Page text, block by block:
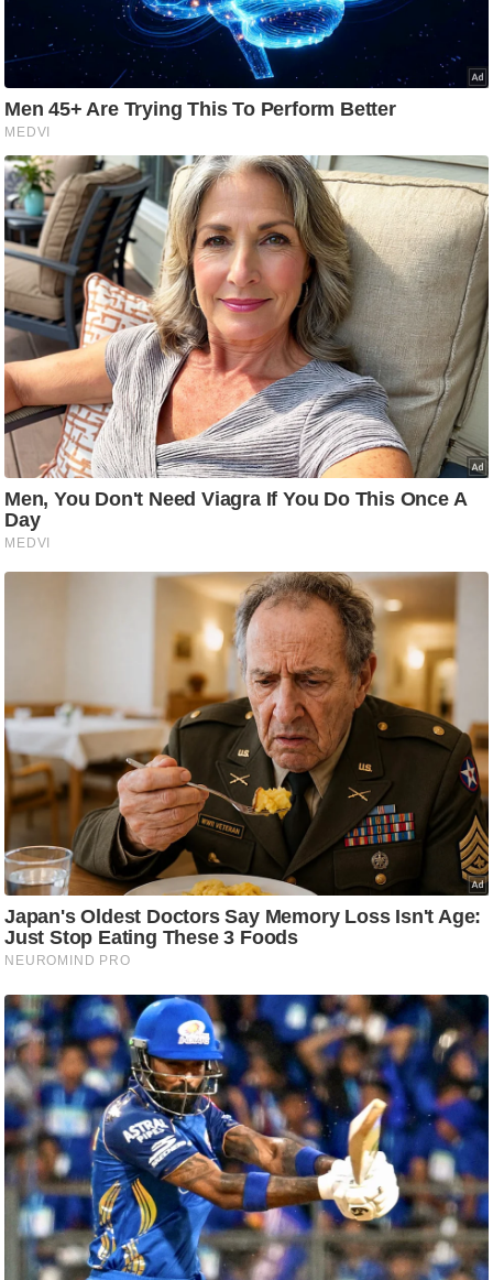
न
घ
रे
लू
नु
स्खे
प
र्य
ट
न
स्थ
ल
फि
ट
ने
स
श
न
शि
प
रा
ज
नी
ति
वि
श्ले
ष
ण
स
म
सा
म
यि
क
मा
तृ